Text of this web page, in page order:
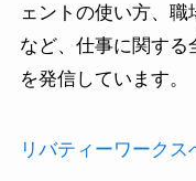
ェントの使い方、
など、仕事に関する
を発信しています。
リバティーワークス